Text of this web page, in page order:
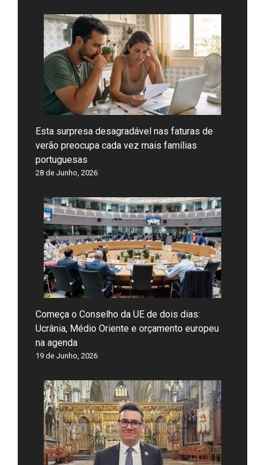
Esta surpresa desagradável nas faturas de
verão preocupa cada vez mais famílias
portuguesas
28 de Junho, 2026
Começa o Conselho da UE de dois dias:
Ucrânia, Médio Oriente e orçamento europeu
na agenda
19 de Junho, 2026